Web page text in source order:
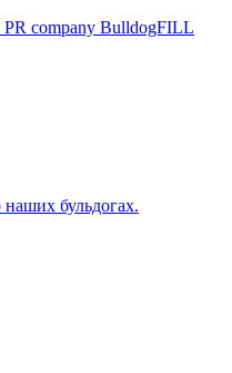
company BulldogFILL
бульдогах.